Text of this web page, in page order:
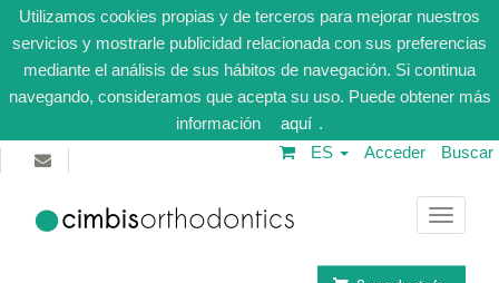
Utilizamos cookies propias y de terceros para mejorar nuestros
servicios y mostrarle publicidad relacionada con sus preferencias
mediante el análisis de sus hábitos de navegación. Si continua
navegando, consideramos que acepta su uso. Puede obtener más
información
aquí .
ES
Acceder Buscar